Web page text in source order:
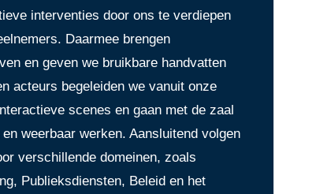
interventies door ons te verdiepen
Daarmee brengen
en geven we bruikbare handvatten
acteurs begeleiden we vanuit onze
scenes en gaan met de zaal
weerbaar werken. Aansluitend volgen
verschillende domeinen, zoals
Publieksdiensten, Beleid en het